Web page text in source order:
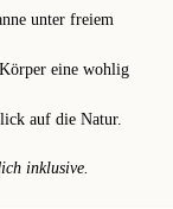
unter freiem
eine wohlig
auf die Natur.
inklusive.